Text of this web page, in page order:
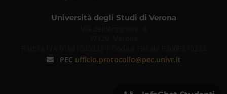
Università degli Studi di Verona
PEC ufficio.protocollo@pec.univr.it